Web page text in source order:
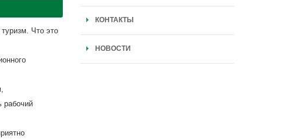
Что это
рабочий
КОНТАКТЫ
НОВОСТИ